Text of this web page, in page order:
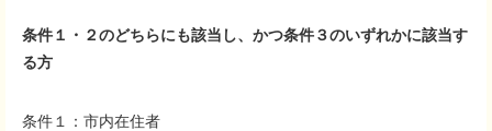
条件１・２のどちらにも該当し、かつ条件３のいずれかに該当す
る方
条件１：市内在住者